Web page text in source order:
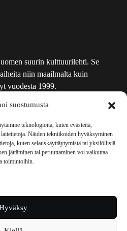
suostumusta
teknologioita, kuten evästeitä,
laitetietoja. Näiden tekniikoiden hyväksyminen
kuten selauskäyttäytymistä tai yksilöllisiä
jättäminen tai peruuttaminen voi vaikuttaa
toimintoihin.
suurin kulttuurilehti. Se
niin maailmalta kuin
vuodesta 1999.